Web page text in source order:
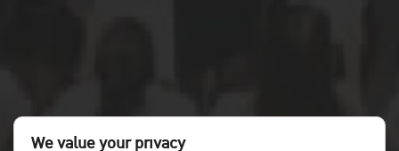
We value your privacy